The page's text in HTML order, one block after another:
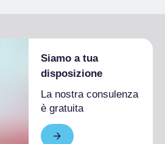
Siamo a tua
disposizione
La nostra consulenza
è gratuita